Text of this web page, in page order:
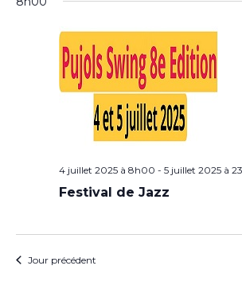
4 juillet 2025 à 8h00 - 5 juillet 2025 à
Festival de Jazz
Jour précédent